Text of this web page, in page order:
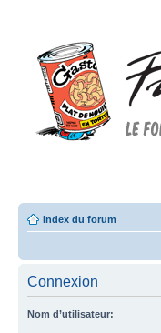
Index du forum
Connexion
Nom d’utilisateur: